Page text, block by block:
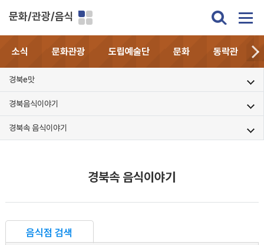
문화/관광/음식
소식 문화관광 도립예술단 문화 동락관
경북e맛
경북음식이야기
경북속 음식이야기
경북속 음식이야기
음식점 검색